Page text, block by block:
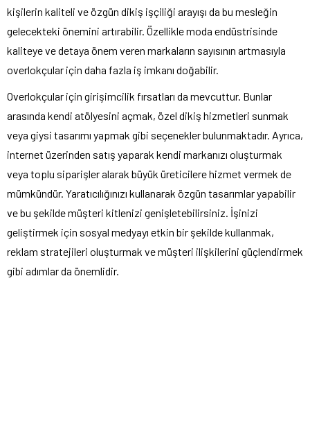
kişilerin kaliteli ve özgün dikiş işçiliği arayışı da bu mesleğin
gelecekteki önemini artırabilir. Özellikle moda endüstrisinde
kaliteye ve detaya önem veren markaların sayısının artmasıyla
overlokçular için daha fazla iş imkanı doğabilir.
Overlokçular için girişimcilik fırsatları da mevcuttur. Bunlar
arasında kendi atölyesini açmak, özel dikiş hizmetleri sunmak
veya giysi tasarımı yapmak gibi seçenekler bulunmaktadır. Ayrıca,
internet üzerinden satış yaparak kendi markanızı oluşturmak
veya toplu siparişler alarak büyük üreticilere hizmet vermek de
mümkündür. Yaratıcılığınızı kullanarak özgün tasarımlar yapabilir
ve bu şekilde müşteri kitlenizi genişletebilirsiniz. İşinizi
geliştirmek için sosyal medyayı etkin bir şekilde kullanmak,
reklam stratejileri oluşturmak ve müşteri ilişkilerini güçlendirmek
gibi adımlar da önemlidir.